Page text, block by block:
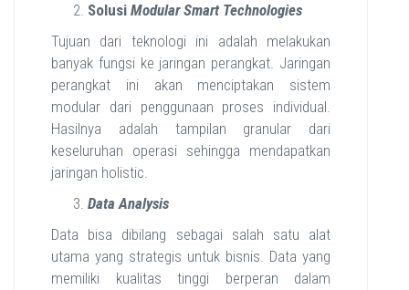
Solusi Modular Smart Technologies
Tujuan dari teknologi ini adalah melakukan
banyak fungsi ke jaringan perangkat. Jaringan
perangkat ini akan menciptakan sistem
modular dari penggunaan proses individual.
Hasilnya adalah tampilan granular dari
keseluruhan operasi sehingga mendapatkan
jaringan holistic.
Data Analysis
Data bisa dibilang sebagai salah satu alat
utama yang strategis untuk bisnis. Data yang
memiliki kualitas tinggi berperan dalam